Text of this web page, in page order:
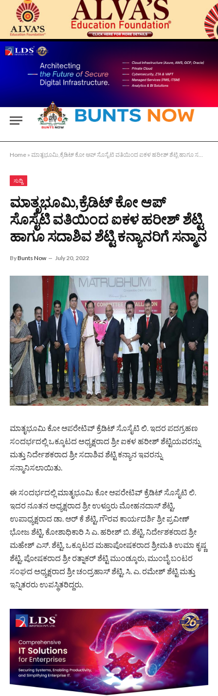
Home » ಮಾತೃಭೂಮಿ,ಕ್ರೆಡಿಟ್ ಕೋ ಆಪ್ ಸೊಸೈಟಿ ವತಿಯಿಂದ ಐಕಳ ಹರೀಶ್ ಶೆಟ್ಟಿ ಹಾಗೂ ಸದಾಶಿವ ಶೆಟ್ಟಿ ಕನ್ಯಾನರಿಗೆ ಸನ್ಮಾನ
ಸುದ್ದಿ
ಮಾತೃಭೂಮಿ,ಕ್ರೆಡಿಟ್ ಕೋ ಆಪ್
ಸೊಸೈಟಿ ವತಿಯಿಂದ ಐಕಳ ಹರೀಶ್ ಶೆಟ್ಟಿ
ಹಾಗೂ ಸದಾಶಿವ ಶೆಟ್ಟಿ ಕನ್ಯಾನರಿಗೆ ಸನ್ಮಾನ
ByBunts Now July 20, 2022
ಮಾತೃಭೂಮಿ ಕೋ ಆಪರೇಟಿವ್ ಕ್ರೆಡಿಟ್ ಸೊಸೈಟಿ ಲಿ. ಇದರ ಪದಗ್ರಹಣ
ಸಂದರ್ಭದಲ್ಲಿ ಒಕ್ಕೂಟದ ಅಧ್ಯಕ್ಷರಾದ ಶ್ರೀ ಐಕಳ ಹರೀಶ್ ಶೆಟ್ಟಿಯವರನ್ನು
ಮತ್ತು ನಿರ್ದೇಶಕರಾದ ಶ್ರೀ ಸದಾಶಿವ ಶೆಟ್ಟಿ ಕನ್ಯಾನ ಇವರನ್ನು
ಸನ್ಮಾನಿಸಲಾಯಿತು.
ಈ ಸಂದರ್ಭದಲ್ಲಿ ಮಾತೃಭೂಮಿ ಕೋ ಆಪರೇಟಿವ್ ಕ್ರೆಡಿಟ್ ಸೊಸೈಟಿ ಲಿ.
ಇದರ ನೂತನ ಅಧ್ಯಕ್ಷರಾದ ಶ್ರೀ ಉಳ್ತೂರು ಮೋಹನದಾಸ್ ಶೆಟ್ಟಿ,
ಉಪಾಧ್ಯಕ್ಷರಾದ ಡಾ. ಆರ್ ಕೆ ಶೆಟ್ಟಿ, ಗೌರವ ಕಾರ್ಯದರ್ಶಿ ಶ್ರೀ ಪ್ರವೀಣ್
ಭೋಜ ಶೆಟ್ಟಿ, ಕೋಶಾಧಿಕಾರಿ ಸಿ ಎ. ಹರೀಶ್ ಬಿ. ಶೆಟ್ಟಿ, ನಿರ್ದೇಶಕರಾದ ಶ್ರೀ
ಮಹೇಶ್ ಎಸ್. ಶೆಟ್ಟಿ, ಒಕ್ಕೂಟದ ಮಹಾಪೋಷಕರಾದ ಶ್ರೀಮತಿ ಉಮಾ ಕೃಷ್ಣ
ಶೆಟ್ಟಿ, ಪೋಷಕರಾದ ಶ್ರೀ ರತ್ನಾಕರ್ ಶೆಟ್ಟಿ ಮುಂಡ್ಕೂರು, ಮುಂಬೈ ಬಂಟರ
ಸಂಘದ ಅಧ್ಯಕ್ಷರಾದ ಶ್ರೀ ಚಂದ್ರಹಾಸ್ ಶೆಟ್ಟಿ, ಸಿ. ಎ. ರಮೇಶ್ ಶೆಟ್ಟಿ ಮತ್ತು
ಇನ್ನಿತರರು ಉಪಸ್ಥಿತರಿದ್ದರು.